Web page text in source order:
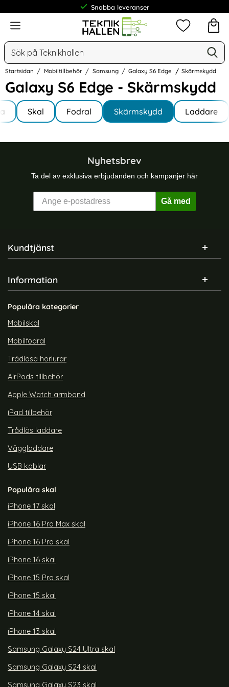
Snabba leveranser
Meny
Sök
Mina
Startsidan Mobiltillbehör Samsung Galaxy S6 Edge Skärmskydd
Galaxy S6 Edge - Skärmskydd
Hoppa
till
produkter
Underkategorier
S6 EdgeSkal Fodral Skärmskydd Laddare
Nyhetsbrev
Ta del av exklusiva erbjudanden och kampanjer här
Gå med
Sidfot Blandad info och länkar
Kundtjänst
Information
Populära kategorier
Mobilskal
Mobilfodral
Trådlösa hörlurar
AirPods tillbehör
Apple Watch armband
iPad tillbehör
Trådlös laddare
Väggladdare
USB kablar
Populära skal
iPhone 17 skal
iPhone 16 Pro Max skal
iPhone 16 Pro skal
iPhone 16 skal
iPhone 15 Pro skal
iPhone 15 skal
iPhone 14 skal
iPhone 13 skal
Samsung Galaxy S24 Ultra skal
Samsung Galaxy S24 skal
Samsung Galaxy S23 skal